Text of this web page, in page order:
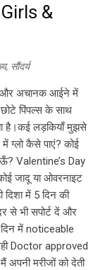
&
, सौंदर्य
और अचानक आईने में
पिंपल्स के साथ
है।कई लड़कियाँ मुझसे
में ग्लो कैसे पाएं? कोई
Valentine’s Day
जादू या ओवरनाइट
में 5 दिन की
से भी सपोर्ट दें और
में noticeable
Doctor approved
मरीजों को देती